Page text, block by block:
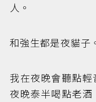
人。
和強生都是夜貓子
我在夜晚會聽點
夜晚泰半喝點老